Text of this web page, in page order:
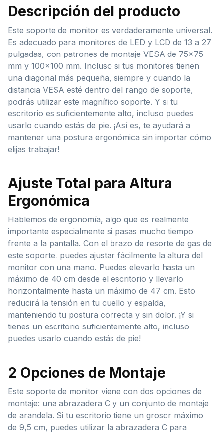
Descripción del producto
Este soporte de monitor es verdaderamente universal.
Es adecuado para monitores de LED y LCD de 13 a 27
pulgadas, con patrones de montaje VESA de 75×75
mm y 100×100 mm. Incluso si tus monitores tienen
una diagonal más pequeña, siempre y cuando la
distancia VESA esté dentro del rango de soporte,
podrás utilizar este magnífico soporte. Y si tu
escritorio es suficientemente alto, incluso puedes
usarlo cuando estás de pie. ¡Así es, te ayudará a
mantener una postura ergonómica sin importar cómo
elijas trabajar!
Ajuste Total para Altura
Ergonómica
Hablemos de ergonomía, algo que es realmente
importante especialmente si pasas mucho tiempo
frente a la pantalla. Con el brazo de resorte de gas de
este soporte, puedes ajustar fácilmente la altura del
monitor con una mano. Puedes elevarlo hasta un
máximo de 40 cm desde el escritorio y llevarlo
horizontalmente hasta un máximo de 47 cm. Esto
reducirá la tensión en tu cuello y espalda,
manteniendo tu postura correcta y sin dolor. ¡Y si
tienes un escritorio suficientemente alto, incluso
puedes usarlo cuando estás de pie!
2 Opciones de Montaje
Este soporte de monitor viene con dos opciones de
montaje: una abrazadera C y un conjunto de montaje
de arandela. Si tu escritorio tiene un grosor máximo
de 9,5 cm, puedes utilizar la abrazadera C para